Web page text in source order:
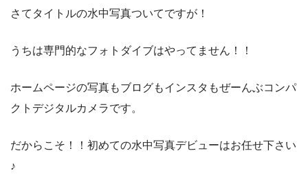
さてタイトルの水中写真ついてですが！
うちは専門的なフォトダイブはやってません！！
ホームページの写真もブログもインスタもぜーんぶコンパ
クトデジタルカメラです。
だからこそ！！初めての水中写真デビューはお任せ下さい
♪